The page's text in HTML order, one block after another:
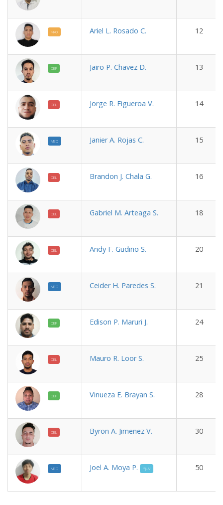
ARQ Ariel L. Rosado C. 12
DEF Jairo P. Chavez D. 13
DEL Jorge R. Figueroa V. 14
MED Janier A. Rojas C. 15
DEL Brandon J. Chala G. 16
DEL Gabriel M. Arteaga S. 18
DEL Andy F. Gudiño S. 20
MED Ceider H. Paredes S. 21
DEF Edison P. Maruri J. 24
DEL Mauro R. Loor S. 25
DEF Vinueza E. Brayan S. 28
DEL Byron A. Jimenez V. 30
MED Joel A. Moya P. *JUV 50